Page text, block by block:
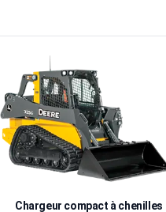
Chargeur compact à chenilles